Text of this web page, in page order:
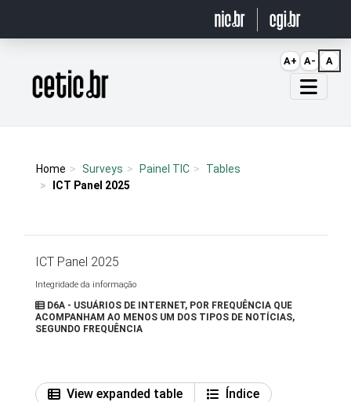
Página inicial
Home Surveys Painel TIC
Tables
ICT Panel 2025
ICT Panel 2025
Integridade da informação
D6A - USUÁRIOS DE INTERNET, POR FREQUÊNCIA QUE
ACOMPANHAM AO MENOS UM DOS TIPOS DE NOTÍCIAS,
SEGUNDO FREQUÊNCIA
View expanded table
Índice
A+ A- A